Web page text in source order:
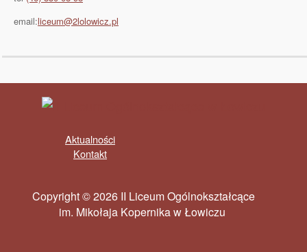
email:liceum@2lolowicz.pl
Aktualności
Kontakt
Copyright © 2026 II Liceum Ogólnokształcące
im. Mikołaja Kopernika w Łowiczu